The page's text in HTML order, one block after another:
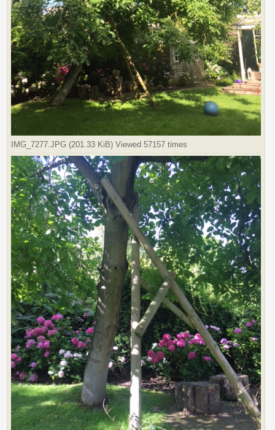
IMG_7277.JPG (201.33 KiB) Viewed 57157 times